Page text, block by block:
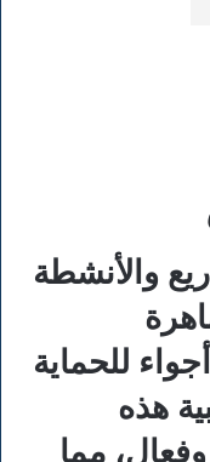
والأنشطة
للحماية
هذه
مما